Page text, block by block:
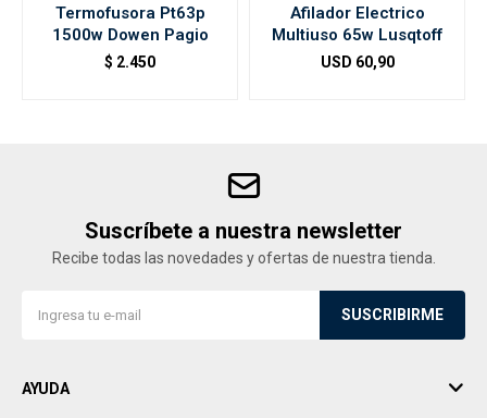
Termofusora Pt63p
1500w Dowen Pagio
$ 2.450
Afilador Electrico
Multiuso 65w Lusqtoff
USD 60,90
Suscríbete a nuestra newsletter
Recibe todas las novedades y ofertas de nuestra tienda.
SUSCRIBIRME
AYUDA